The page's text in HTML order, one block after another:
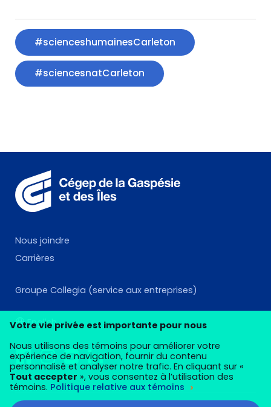
#scienceshumainesCarleton
#sciencesnatCarleton
Nous joindre
Carrières
Groupe Collegia (service aux entreprises)
English
Votre vie privée est importante pour nous
Nous utilisons des témoins pour améliorer votre
expérience de navigation, fournir du contenu
personnalisé et analyser notre trafic. En cliquant sur «
Tout accepter », vous consentez à l’utilisation des
témoins. Politique relative aux témoins